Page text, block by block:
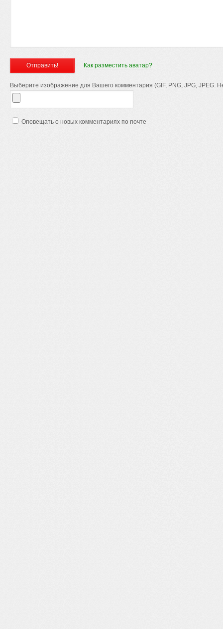
Как разместить аватар?
Выберите изображение для Вашего комментария (GIF, PNG, JPG, JPEG.
Оповещать о новых комментариях по почте